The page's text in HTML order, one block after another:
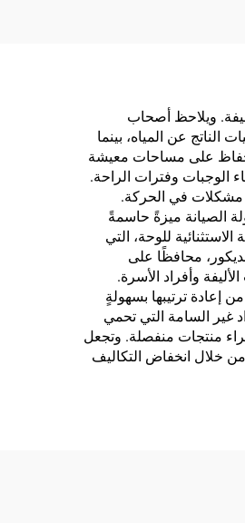
ويلاحظ أصحاب
الناتج عن المياه، بينما
على مساحات معيشة
الوجبات وفترات الراحة.
مشكلات في الحركة.
الصيانة ميزةً حاسمةً
للوحة، التي
محافظًا على
وأفراد الأسرة.
إعادة ترتيبها بسهولةٍ
غير السامة التي تحمي
منتجات منفصلة. وتجعل
من خلال انخفاض التكاليف